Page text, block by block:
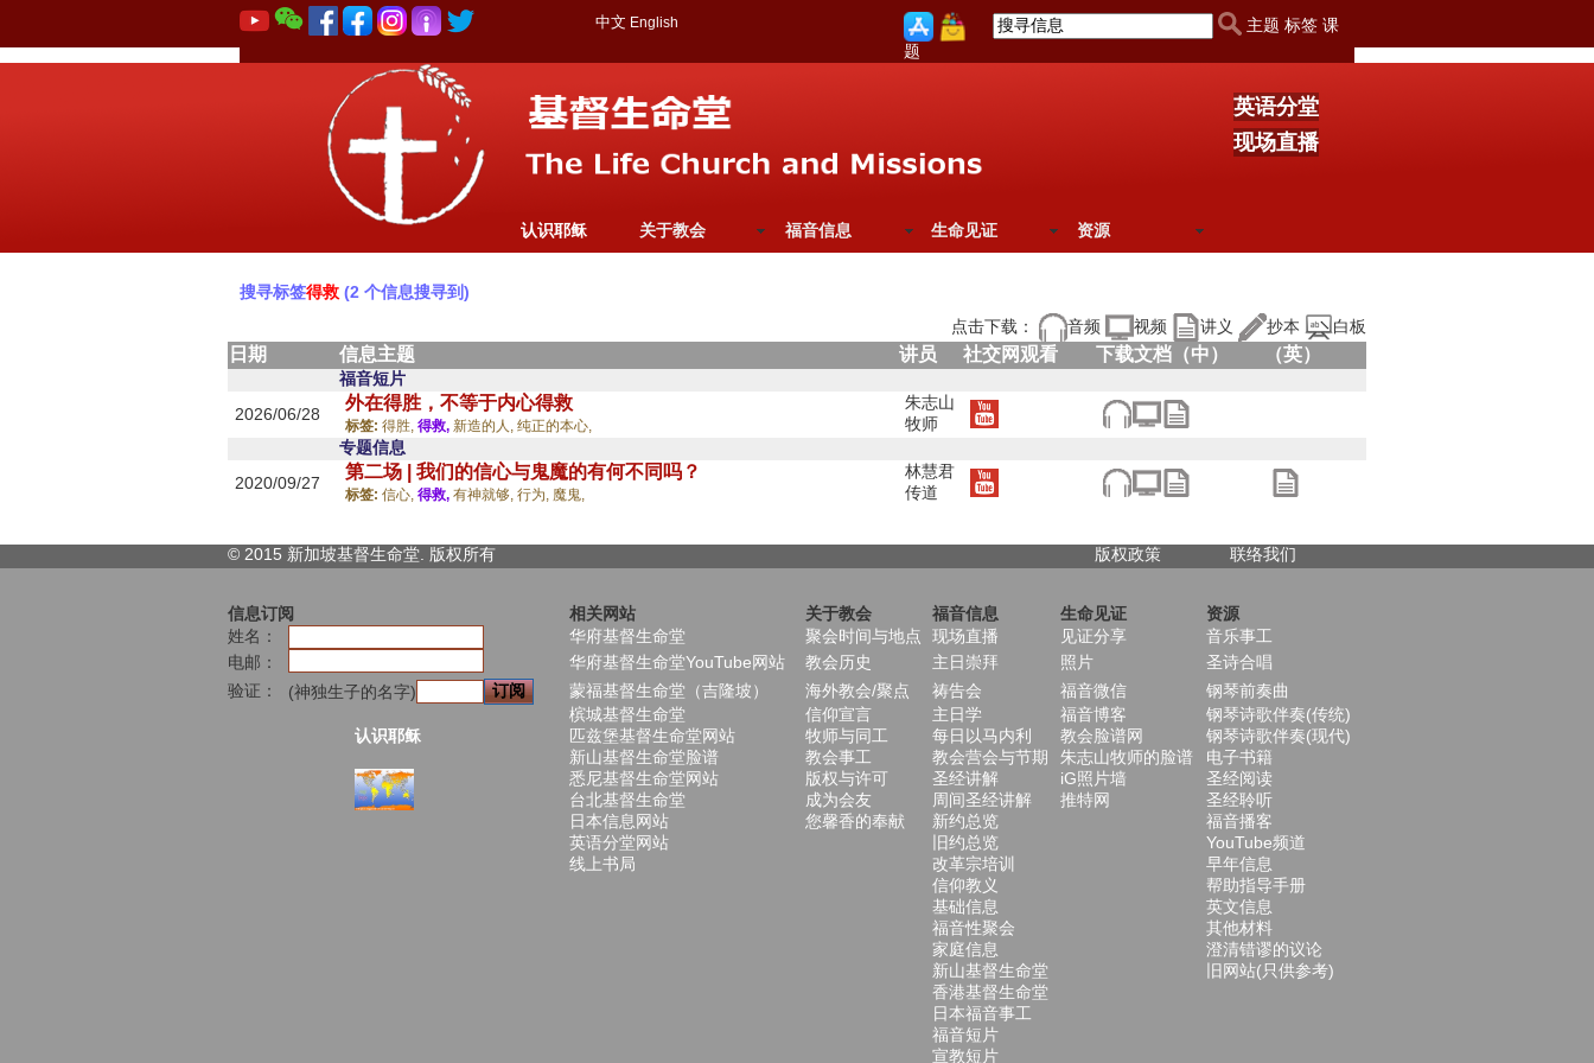
中文 English
主题 标签 课
题
英语分堂
现场直播
认识耶稣 关于教会 福音信息 生命见证 资源
搜寻标签得救 (2 个信息搜寻到)
点击下载：
音频 视频 讲义 抄本 白板
日期 信息主题 讲员 社交网观看 下载文档（中） （英）
福音短片
2026/06/28
外在得胜，不等于内心得救
标签: 得胜, 得救, 新造的人, 纯正的本心,
朱志山
牧师
专题信息
2020/09/27
第二场 | 我们的信心与鬼魔的有何不同吗？
标签: 信心, 得救, 有神就够, 行为, 魔鬼,
林慧君
传道
© 2015 新加坡基督生命堂. 版权所有 版权政策 联络我们
信息订阅 相关网站 关于教会 福音信息 生命见证
资源
姓名：
华府基督生命堂 聚会时间与地点 现场直播 见证分享
音乐事工
电邮：
华府基督生命堂YouTube网站 教会历史 主日崇拜 照片
圣诗合唱
验证：
(神独生子的名字) 蒙福基督生命堂（吉隆坡） 海外教会/聚点 祷告会 福音微信
钢琴前奏曲
槟城基督生命堂
信仰宣言 主日学 福音博客
钢琴诗歌伴奏(传统)
认识耶稣
匹兹堡基督生命堂网站 牧师与同工 每日以马内利 教会脸谱网
钢琴诗歌伴奏(现代)
新山基督生命堂脸谱
教会事工 教会营会与节期 朱志山牧师的脸谱
电子书籍
悉尼基督生命堂网站
版权与许可 圣经讲解 iG照片墙
圣经阅读
台北基督生命堂
成为会友 周间圣经讲解 推特网
圣经聆听
日本信息网站
您馨香的奉献 新约总览
福音播客
英语分堂网站
旧约总览
YouTube频道
线上书局
改革宗培训
早年信息
信仰教义
帮助指导手册
基础信息
英文信息
福音性聚会
其他材料
家庭信息
澄清错谬的议论
新山基督生命堂
旧网站(只供参考)
香港基督生命堂
日本福音事工
福音短片
宣教短片